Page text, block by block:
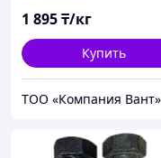
1 895₸/кг
Купить
ТОО «Компания Вант»